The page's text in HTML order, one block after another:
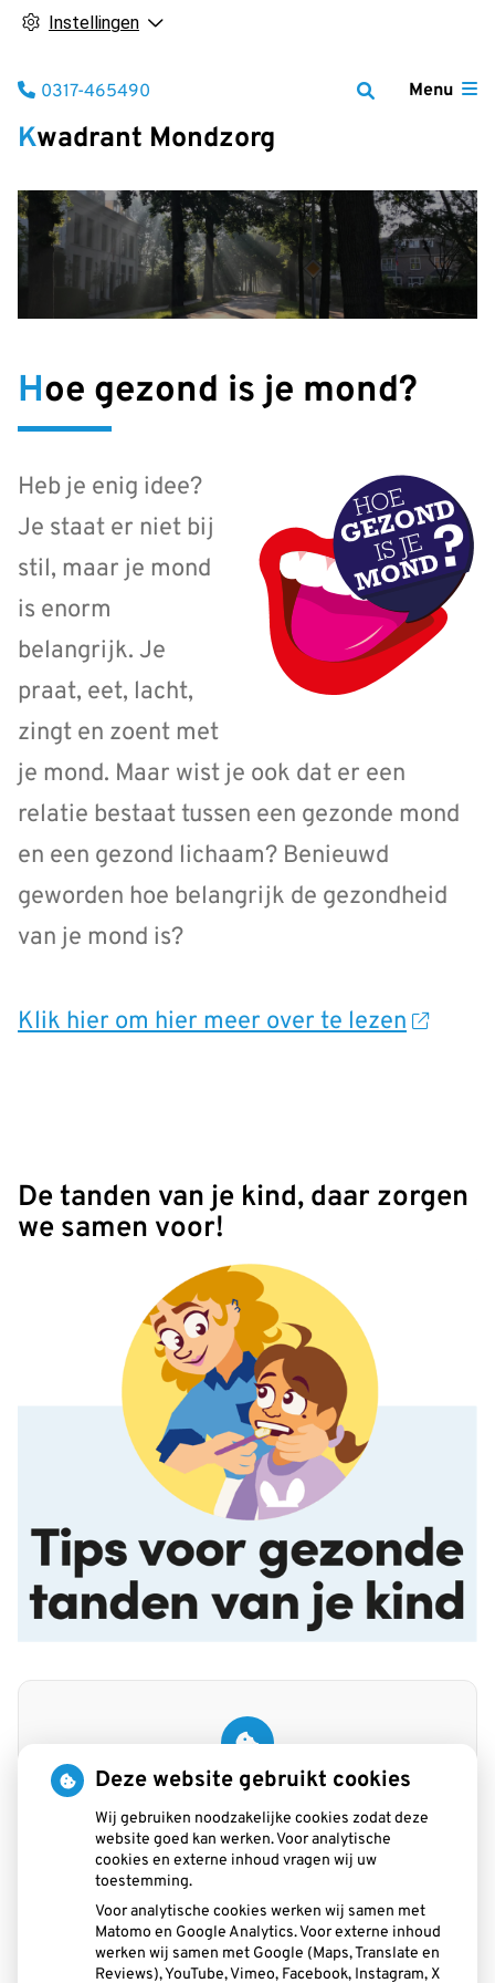
Instellingen
Kwadrant Mondzorg
Menu
Tel:
0317-465490
Hoe gezond is je mond?
Heb je enig idee?
Je staat er niet bij
stil, maar je mond
is enorm
belangrijk. Je
praat, eet, lacht,
zingt en zoent met
je mond. Maar wist je ook dat er een
relatie bestaat tussen een gezonde mond
en een gezond lichaam? Benieuwd
geworden hoe belangrijk de gezondheid
van je mond is?
Klik hier om hier meer over te lezen
De tanden van je kind, daar zorgen
we samen voor!
U heeft geen toestemming gegeven voor
zien.
Cookie-instellingen wijzigen
Praktijk beoordeling
Deze website gebruikt cookies
Wij gebruiken noodzakelijke cookies zodat deze
website goed kan werken. Voor analytische
cookies en externe inhoud vragen wij uw
toestemming.
Voor analytische cookies werken wij samen met
Matomo en Google Analytics. Voor externe inhoud
werken wij samen met Google (Maps, Translate en
Reviews), YouTube, Vimeo, Facebook, Instagram, X